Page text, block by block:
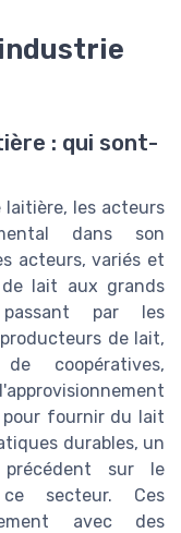
: qui sont-
les acteurs
dans son
acteurs, variés et
lait aux grands
passant par les
de lait,
coopératives,
fournir du lait
durables, un
sur le
ce secteur. Ces
avec des